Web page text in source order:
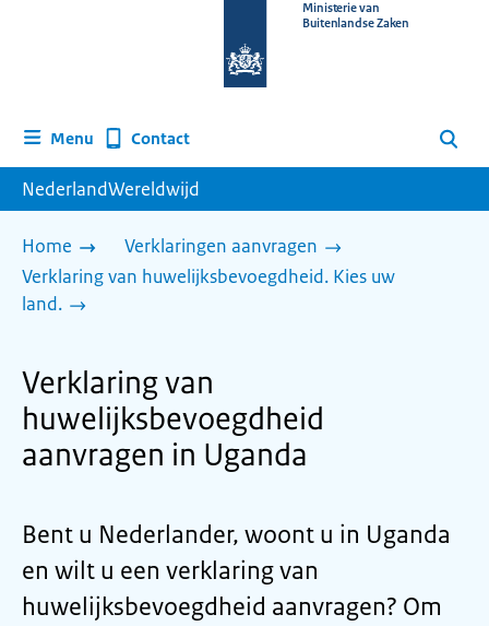
homepage
Ministerie van
Buitenlandse Zaken
Menu Contact Zoeken
NederlandWereldwijd
Home
Verklaringen aanvragen
Verklaring van huwelijksbevoegdheid. Kies uw
land.
Verklaring van
huwelijksbevoegdheid
aanvragen in Uganda
Bent u Nederlander, woont u in Uganda
en wilt u een verklaring van
huwelijksbevoegdheid aanvragen? Om